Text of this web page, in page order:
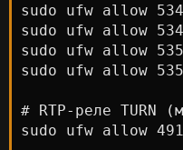
sudo ufw allow
sudo ufw allow
sudo ufw allow
sudo ufw allow
# RTP-реле TURN
sudo ufw allow